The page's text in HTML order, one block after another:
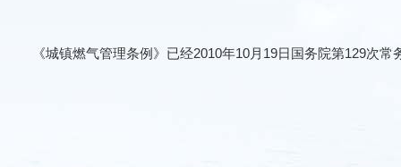
《城镇燃气管理条例》已经2010年10月19日国务院第129次常